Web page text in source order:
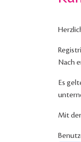
Nach
Es
Mit